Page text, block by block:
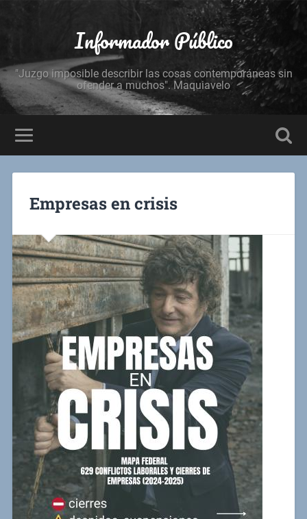
Informador Público
"Juzgo imposible describir las cosas contemporáneas sin
ofender a muchos". Maquiavelo
Empresas en crisis